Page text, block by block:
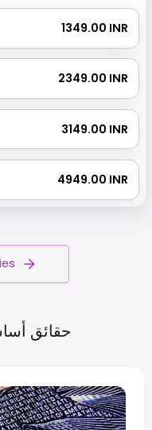
₹ 1349.00 INR
₹ 2349.00 INR
₹ 3149.00 INR
₹ 4949.00 INR
حقائق